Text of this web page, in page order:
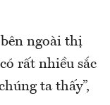
ngoài thị
rất nhiều sắc
ta thấy”,